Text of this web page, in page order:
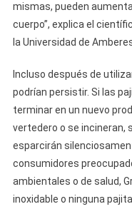
mismas, pueden
cuerpo”, explica el
la Universidad de
Incluso después de
podrían persistir. Si las
terminar en un nuevo
vertedero o se incineran,
esparcirán
consumidores
ambientales o de salud,
inoxidable o ninguna pajita.